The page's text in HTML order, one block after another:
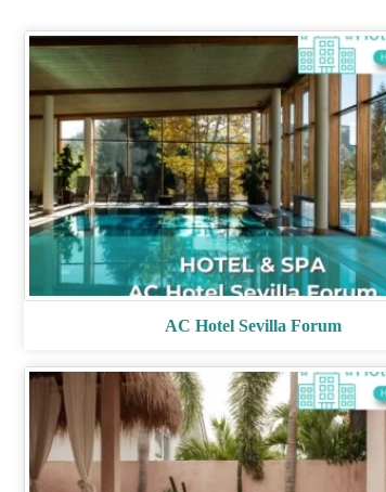
AC Hotel Sevilla Forum